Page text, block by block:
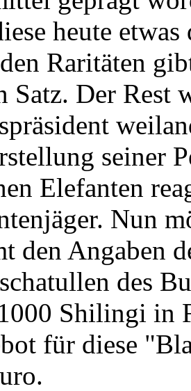
heute
Raritäten
Satz. Der Rest
seiner
Elefanten
Nun
den Angaben
des
Shilingi in
für diese